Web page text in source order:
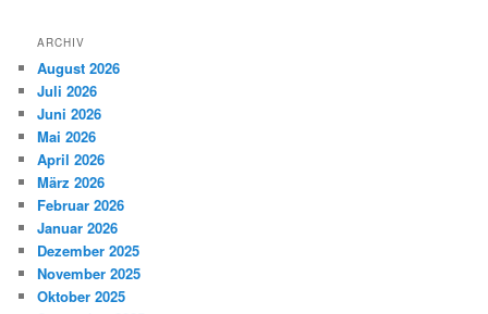
ARCHIV
August 2026
Juli 2026
Juni 2026
Mai 2026
April 2026
März 2026
Februar 2026
Januar 2026
Dezember 2025
November 2025
Oktober 2025